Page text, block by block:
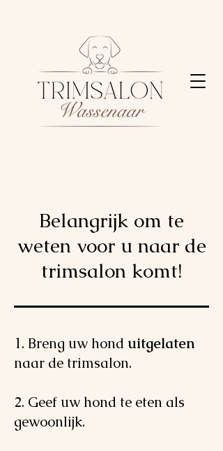
Belangrijk om te
weten voor u naar de
trimsalon komt!
1. Breng uw hond uitgelaten
naar de trimsalon.
2. Geef uw hond te eten als
gewoonlijk.